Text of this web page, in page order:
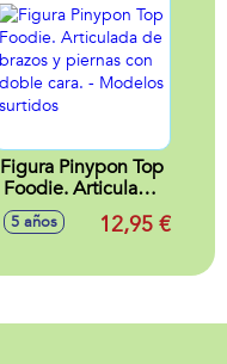
Figura Pinypon Top
Foodie. Articulada
de brazos y piernas
con doble cara. -
5 años 12,95 €